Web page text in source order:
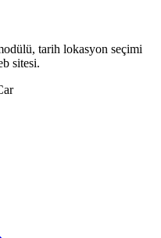
tarih lokasyon seçimi
sitesi.